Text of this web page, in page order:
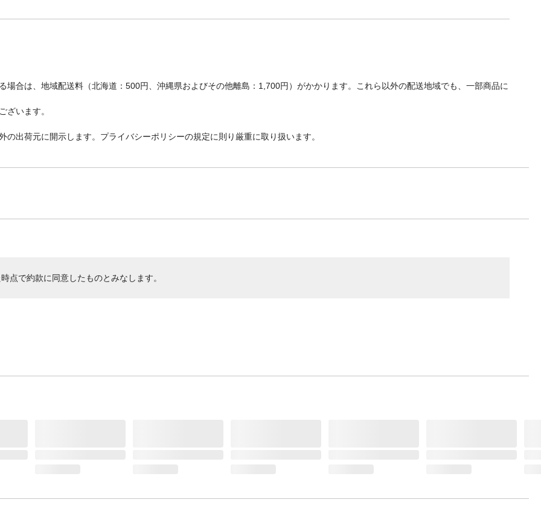
合は、地域配送料（北海道：500円、沖縄県およびその他離島：1,700円）がかかります。これら以外の配送地域でも、一部商品に
ざいます。
出荷元に開示します。プライバシーポリシーの規定に則り厳重に取り扱います。
点で約款に同意したものとみなします。